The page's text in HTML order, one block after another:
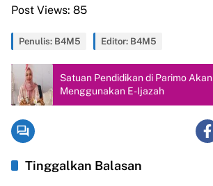
Post Views: 85
Penulis: B4M5 Editor: B4M5
Satuan Pendidikan di Parimo Akan
Menggunakan E-Ijazah
Tinggalkan Balasan